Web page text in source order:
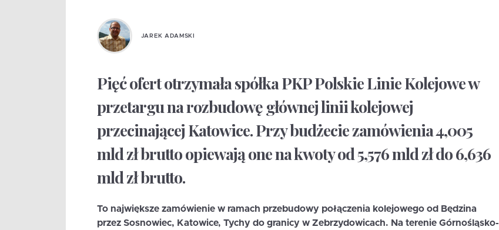
JAREK ADAMSKI
Pięć ofert otrzymała spółka PKP Polskie Linie Kolejowe w
przetargu na rozbudowę głównej linii kolejowej
przecinającej Katowice. Przy budżecie zamówienia 4,005
mld zł brutto opiewają one na kwoty od 5,576 mld zł do 6,636
mld zł brutto.
To największe zamówienie w ramach przebudowy połączenia kolejowego od Będzina
przez Sosnowiec, Katowice, Tychy do granicy w Zebrzydowicach. Na terenie Górnośląsko-